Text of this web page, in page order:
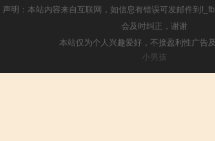
声明：本站内容来自互联网，如信息有错误可发邮件到
会及时纠正，谢谢
本站仅为个人兴趣爱好，不接盈利性广告
小男孩